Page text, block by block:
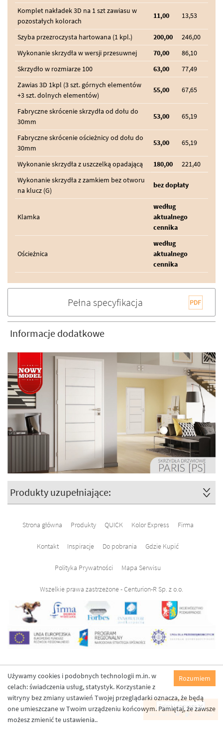
Komplet nakładek 3D na 1 szt zawiasu w
pozostałych kolorach
11,00 13,53
Szyba przezroczysta hartowana (1 kpl.) 200,00
246,00
Wykonanie skrzydła w wersji przesuwnej
70,00
86,10
Skrzydło w rozmiarze 100
63,00
77,49
Zawias 3D 1kpl (3 szt. górnych elementów
+3 szt. dolnych elementów)
55,00 67,65
Fabryczne skrócenie skrzydła od dołu do
30mm
53,00 65,19
Fabryczne skrócenie ościeżnicy od dołu do
30mm
53,00 65,19
Wykonanie skrzydła z uszczelką opadającą 180,00
221,40
Wykonanie skrzydła z zamkiem bez otworu
na klucz (G)
bez dopłaty
Klamka
według
aktualnego
cennika
Ościeżnica
według
aktualnego
cennika
Pełna specyfikacja
Informacje dodatkowe
Produkty uzupełniające:
Strona główna Produkty QUICK Kolor Express Firma
Kontakt Inspiracje Do pobrania Gdzie Kupić
Polityka Prywatności Mapa Serwisu
Wszelkie prawa zastrzeżone - Centurion-R Sp. z o.o.
Powered by
Rozumiem
Używamy cookies i podobnych technologii m.in. w
celach: świadczenia usług, statystyk. Korzystanie z
witryny bez zmiany ustawień Twojej przeglądarki oznacza, że będą
one umieszczane w Twoim urządzeniu końcowym. Pamiętaj, że zawsze
możesz zmienić te ustawienia..